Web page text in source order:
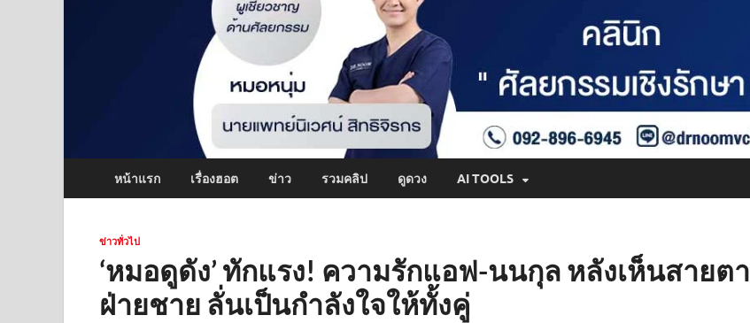
หน้าแรก เรื่องฮอต ข่าว รวมคลิป ดูดวง AI TOOLS
ข่าวทั่วไป
‘หมอดูดัง’ ทักแรง! ความรักแอฟ-นนกุล หลังเห็นสายตา
ฝ่ายชาย ลั่นเป็นกำลังใจให้ทั้งคู่